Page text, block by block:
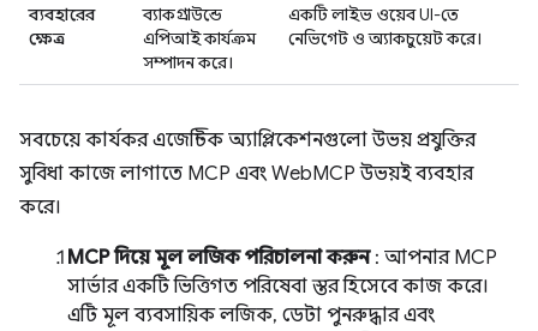
ব্যবহারের
ক্ষেত্র
ব্যাকগ্রাউন্ডে
এপিআই কার্যক্রম
সম্পাদন করে।
একটি লাইভ ওয়েব UI-তে
নেভিগেট ও অ্যাকচুয়েট করে।
সবচেয়ে কার্যকর এজেন্টিক অ্যাপ্লিকেশনগুলো উভয় প্রযুক্তির
সুবিধা কাজে লাগাতে MCP এবং WebMCP উভয়ই ব্যবহার
করে।
MCP দিয়ে মূল লজিক পরিচালনা করুন: আপনার MCP
সার্ভার একটি ভিত্তিগত পরিষেবা স্তর হিসেবে কাজ করে।
এটি মূল ব্যবসায়িক লজিক, ডেটা পুনরুদ্ধার এবং